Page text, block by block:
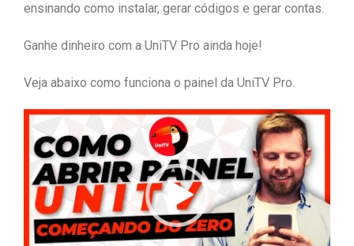
ensinando como instalar, gerar códigos e gerar contas.
Ganhe dinheiro com a UniTV Pro ainda hoje!
Veja abaixo como funciona o painel da UniTV Pro.
Tocador
de
vídeo